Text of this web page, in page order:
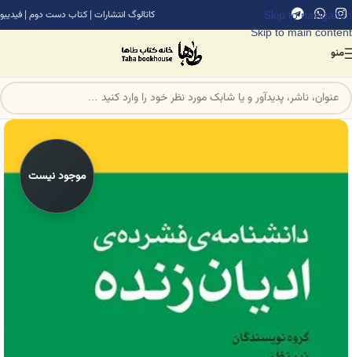
Skip to navigation
Skip to main content
کاتالوگ انتشارات | کتاب دست دوم | فیدیبو
منو
موجود نیست